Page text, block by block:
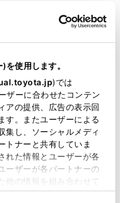
使用します。
)では
ザーに合わせたコンテン
アの提供、広告の表示回
す。またユーザーによる
集し、ソーシャルメディ
トナーと共有していま
れた情報とユーザーが各
ーザーが各パートナーの
他の情報を組み合わせて
サイトの使用を続行する
うに
的。
ならではの
スポーティ
て、クルマと一
う。